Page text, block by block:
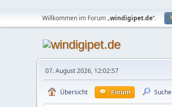
Willkommen im Forum „windigipet.de“.
07. August 2026, 12:02:57
Übersicht Forum Suche